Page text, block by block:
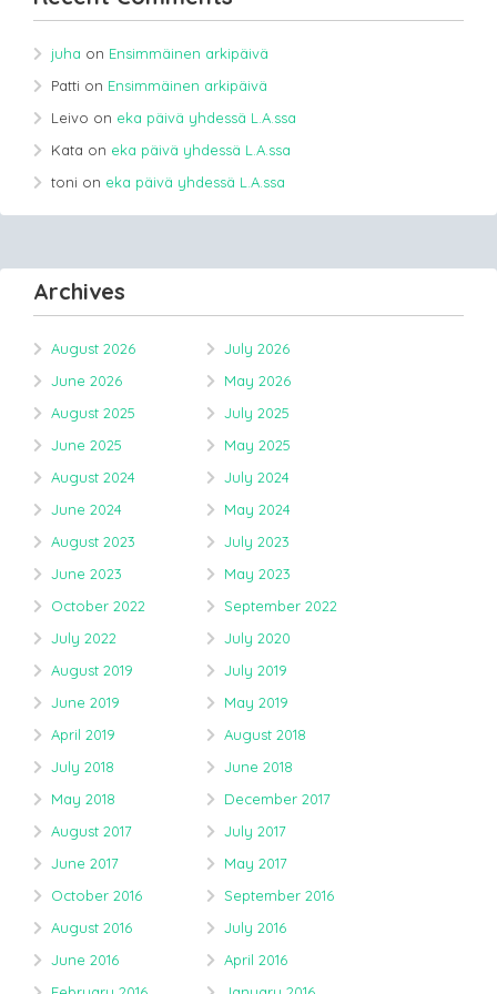
juha on Ensimmäinen arkipäivä
Patti on Ensimmäinen arkipäivä
Leivo on eka päivä yhdessä L.A.ssa
Kata on eka päivä yhdessä L.A.ssa
toni on eka päivä yhdessä L.A.ssa
Archives
August 2026
July 2026
June 2026
May 2026
August 2025
July 2025
June 2025
May 2025
August 2024
July 2024
June 2024
May 2024
August 2023
July 2023
June 2023
May 2023
October 2022
September 2022
July 2022
July 2020
August 2019
July 2019
June 2019
May 2019
April 2019
August 2018
July 2018
June 2018
May 2018
December 2017
August 2017
July 2017
June 2017
May 2017
October 2016
September 2016
August 2016
July 2016
June 2016
April 2016